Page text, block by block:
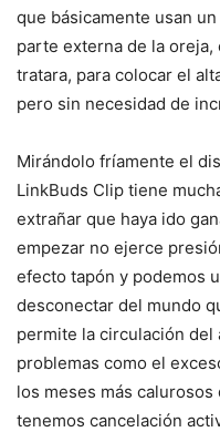
que básicamente usan
parte externa de la
tratara, para colocar el
pero sin necesidad de
Mirándolo fríamente el
LinkBuds Clip tiene
extrañar que haya ido
empezar no ejerce
efecto tapón y podemos
desconectar del mundo
permite la circulación
problemas como el
los meses más
tenemos cancelación